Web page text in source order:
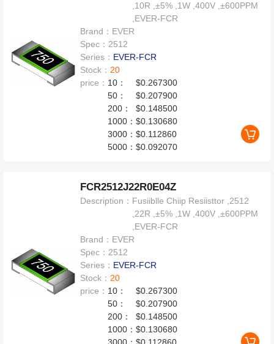
,10R ,±5% ,1W ,400V ,±600PPM
,EVER-FCR
Brand： EVER
Spec：2512
Series： EVER-FCR
Stock：20
price： 10：
$0.267300
50：
$0.207900
200：
$0.148500
1000：$0.130680
3000：$0.112860
5000：$0.092070
FCR2512J22R0E04Z
Description： Fusiiblle Chiip Resiisttor ,2512
,22R ,±5% ,1W ,400V ,±600PPM
,EVER-FCR
Brand： EVER
Spec：2512
Series： EVER-FCR
Stock：20
price： 10：
$0.267300
50：
$0.207900
200：
$0.148500
1000：$0.130680